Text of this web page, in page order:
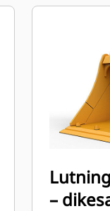
och
och
–